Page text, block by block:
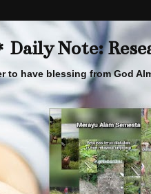
Note:
have blessing from God